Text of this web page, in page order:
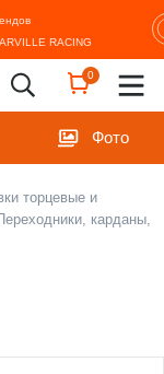
RACING
0
Фото
торцевые и
карданы,